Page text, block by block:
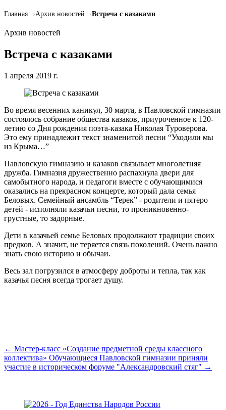
Главная Архив новостей Встреча с казаками
Архив новостей
Встреча с казаками
1 апреля 2019 г.
Во время весенних каникул, 30 марта, в Павловской гимназии
состоялось собрание общества казаков, приуроченное к 120-
летию со Дня рождения поэта-казака Николая Туроверова.
Это ему принадлежит текст знаменитой песни “Уходили мы
из Крыма…”
Павловскую гимназию и казаков связывает многолетняя
дружба. Гимназия дружественно распахнула двери для
самобытного народа, и педагоги вместе с обучающимися
оказались на прекрасном концерте, который дала семья
Беловых. Семейный ансамбль “Терек” - родители и пятеро
детей - исполняли казачьи песни, то проникновенно-
грустные, то задорные.
Дети в казачьей семье Беловых продолжают традиции своих
предков. А значит, не теряется связь поколений. Очень важно
знать свою историю и обычаи.
Весь зал погрузился в атмосферу доброты и тепла, так как
казачья песня всегда трогает душу.
← Мастер-класс «Создание предметной среды классного
коллектива» Обучающиеся Павловской гимназии приняли
участие в историческом форуме "Александровский стяг" →